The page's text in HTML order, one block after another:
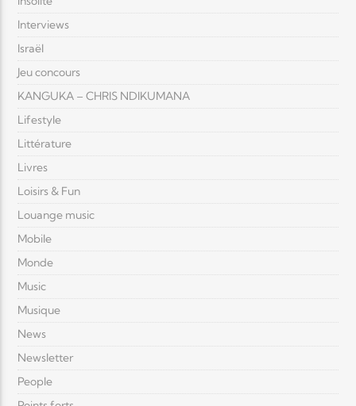
Interviews
Israël
Jeu concours
KANGUKA – CHRIS NDIKUMANA
Lifestyle
Littérature
Livres
Loisirs & Fun
Louange music
Mobile
Monde
Music
Musique
News
Newsletter
People